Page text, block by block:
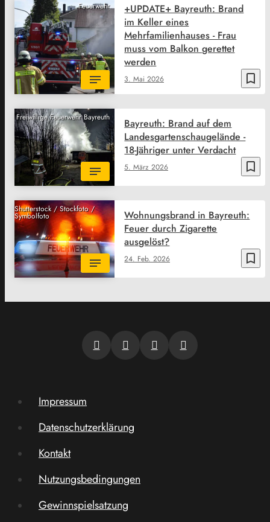
Feuerwehr
bookmark_border
3. Mai 2026
+UPDATE+ Bayreuth: Brand
im Keller eines
Mehrfamilienhauses - Frau
muss vom Balkon gerettet
werden
Freiwillige Feuerwehr Bayreuth
bookmark_border
5. März 2026
Bayreuth: Brand auf dem
Landesgartenschaugelände -
18-Jähriger unter Verdacht
Shutterstock / Stockfoto /
Symbolfoto
bookmark_border
24. Feb. 2026
Wohnungsbrand in Bayreuth:
Feuer durch Zigarette
ausgelöst?
Impressum
Datenschutzerklärung
Kontakt
Nutzungsbedingungen
Gewinnspielsatzung